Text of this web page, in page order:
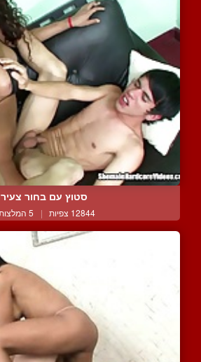
סטוץ עם בחור צעיר
12844 צפיות | 5 המלצות